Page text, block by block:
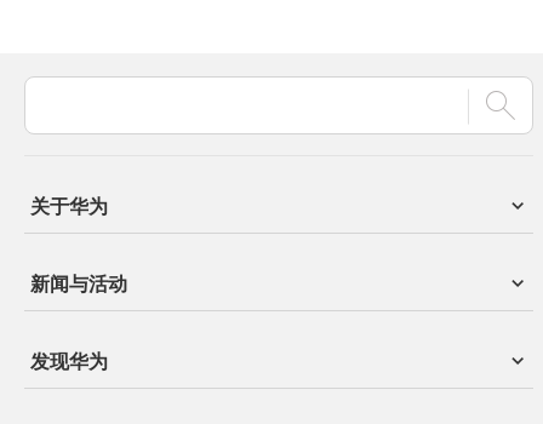
关于华为
新闻与活动
发现华为